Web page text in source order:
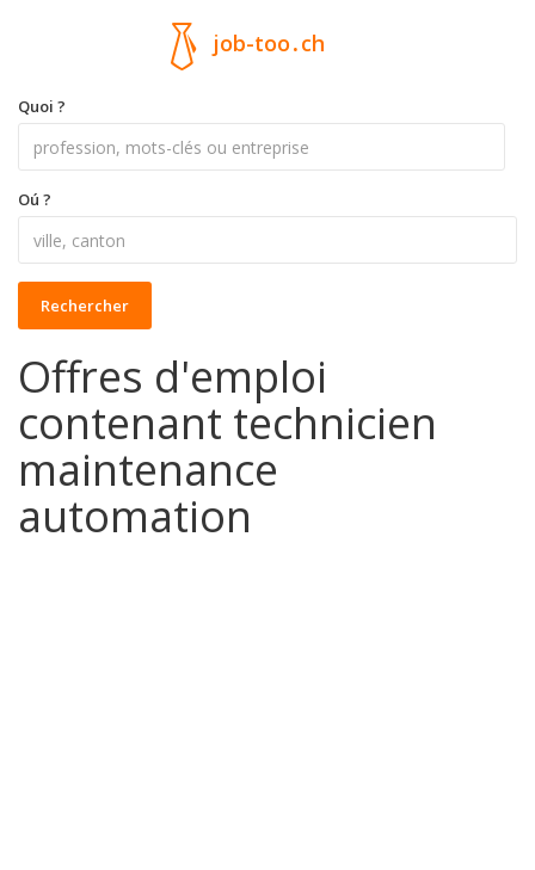
job-too.ch
Quoi ?
Oú ?
Rechercher
Offres d'emploi
contenant technicien
maintenance
automation